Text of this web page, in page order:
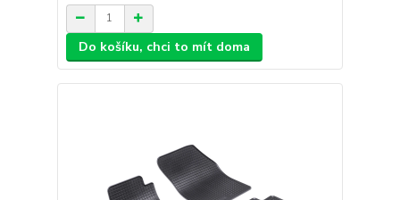
Do košíku, chci to mít doma